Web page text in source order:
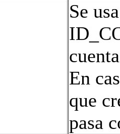
Se
En
que
pasa